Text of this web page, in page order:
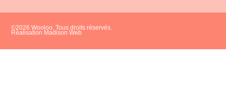
©2026 Wooloo, Tous droits réservés.
Réalisation Madison Web